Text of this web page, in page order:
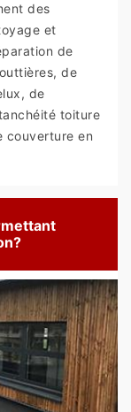
des
et
de
de
de
toiture
couverture en